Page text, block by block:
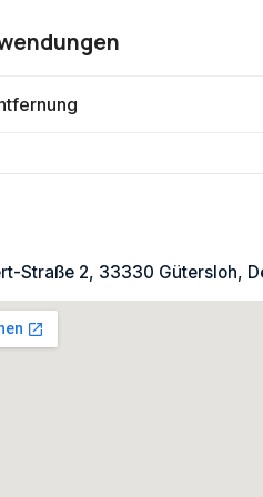
Straße 2, 33330 Gütersloh,